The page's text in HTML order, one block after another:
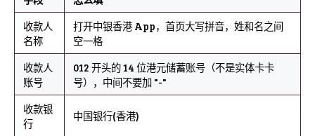
收款人
名称
打开中银香港 App，首页大写拼音，姓和名之间
空一格
收款人
账号
012 开头的 14 位港元储蓄账号（不是实体卡卡
号），中间不要加 "-"
收款银
行
中国银行(香港)